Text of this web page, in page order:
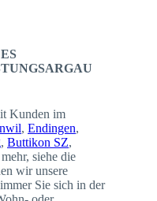
Kunden im
, Endingen,
, Buttikon SZ,
siehe die
wir unsere
Sie sich in der